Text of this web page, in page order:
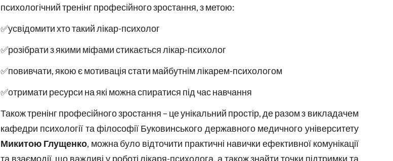
психологічний тренінг професійного зростання, з метою:
✅усвідомити хто такий лікар-психолог
✅розібрати з якими міфами стикається лікар-психолог
✅повивчати, якою є мотивація стати майбутнім лікарем-психологом
✅отримати ресурси на які можна спиратися під час навчання
Також тренінг професійного зростання – це унікальний простір, де разом з викладачем
кафедри психології та філософії Буковинського державного медичного університету
Микитою Глущенко, можна було відточити практичні навички ефективної комунікації
та взаємодії, що важливі у роботі лікаря-психолога, а також знайти точки підтримки та